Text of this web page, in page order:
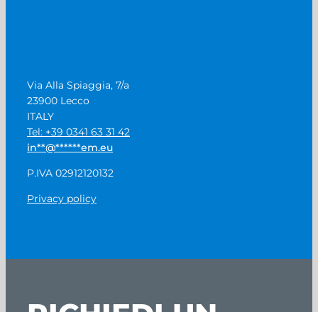
Via Alla Spiaggia, 7/a
23900 Lecco
ITALY
Tel: +39 0341 63 31 42
in**@******em.eu
P.IVA 02912120132
Privacy policy